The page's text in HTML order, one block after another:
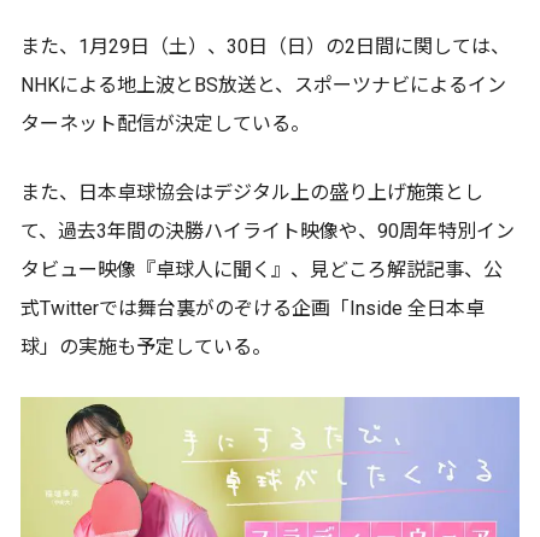
また、1月29日（土）、30日（日）の2日間に関しては、
NHKによる地上波とBS放送と、スポーツナビによるイン
ターネット配信が決定している。
また、日本卓球協会はデジタル上の盛り上げ施策とし
て、過去3年間の決勝ハイライト映像や、90周年特別イン
タビュー映像『卓球人に聞く』、見どころ解説記事、公
式Twitterでは舞台裏がのぞける企画「Inside 全日本卓
球」の実施も予定している。